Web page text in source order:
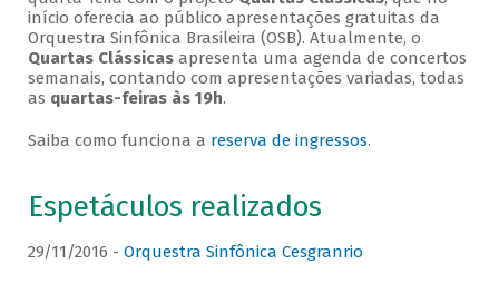
início oferecia ao público apresentações gratuitas da
Orquestra Sinfônica Brasileira (OSB). Atualmente, o
Quartas Clássicasapresenta uma agenda de concertos
semanais, contando com apresentações variadas, todas
as quartas-feiras às 19h.
Saiba como funciona a reserva de ingressos.
Espetáculos realizados
29/11/2016 - Orquestra Sinfônica Cesgranrio